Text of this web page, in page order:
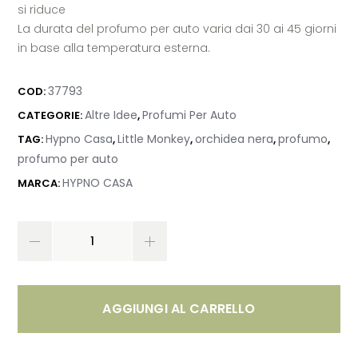
si riduce
La durata del profumo per auto varia dai 30 ai 45 giorni
in base alla temperatura esterna.
COD:37793
CATEGORIE:Altre Idee,Profumi Per Auto
TAG:Hypno Casa,Little Monkey,orchidea nera,profumo,
profumo per auto
MARCA:HYPNO CASA
AGGIUNGI AL CARRELLO